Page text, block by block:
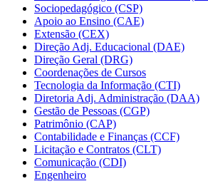
Sociopedagógico (CSP)
Apoio ao Ensino (CAE)
Extensão (CEX)
Direção Adj. Educacional (DAE)
Direção Geral (DRG)
Coordenações de Cursos
Tecnologia da Informação (CTI)
Diretoria Adj. Administração (DAA)
Gestão de Pessoas (CGP)
Patrimônio (CAP)
Contabilidade e Finanças (CCF)
Licitação e Contratos (CLT)
Comunicação (CDI)
Engenheiro